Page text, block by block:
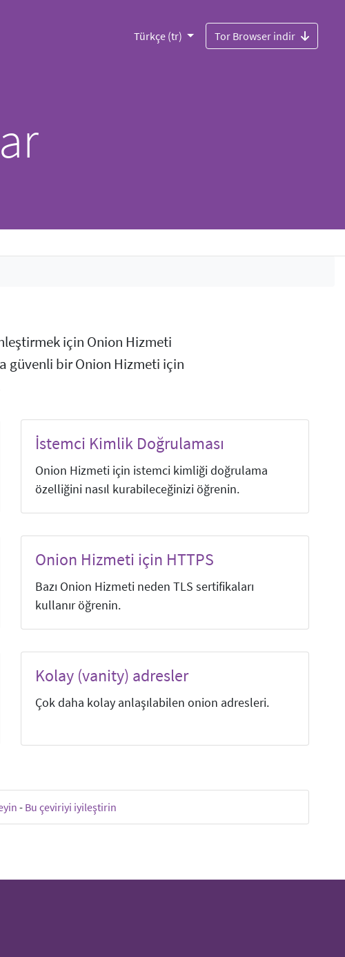
Türkçe (tr) Tor Browser indir
için Onion Hizmeti
güvenli bir Onion Hizmeti için
İstemci Kimlik Doğrulaması
Onion Hizmeti için istemci kimliği doğrulama
özelliğini nasıl kurabileceğinizi öğrenin.
Onion Hizmeti için HTTPS
Bazı Onion Hizmeti neden TLS sertifikaları
kullanır öğrenin.
Kolay (vanity) adresler
Çok daha kolay anlaşılabilen onion adresleri.
- Bu çeviriyi iyileştirin